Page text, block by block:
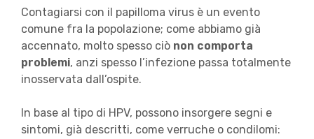
Contagiarsi con il papilloma virus è un evento
comune fra la popolazione; come abbiamo già
accennato, molto spesso ciò non comporta
problemi, anzi spesso l’infezione passa totalmente
inosservata dall’ospite.
In base al tipo di HPV, possono insorgere segni e
sintomi, già descritti, come verruche o condilomi: